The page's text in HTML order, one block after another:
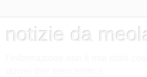
notizie da